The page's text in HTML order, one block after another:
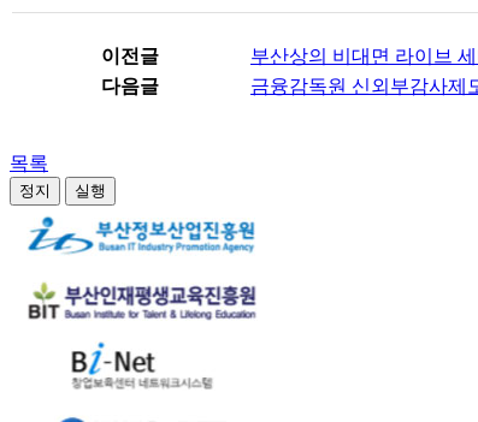
이전글
부산상의 비대면 라이브
다음글
금융감독원 신외부감사제
목록
정지 실행